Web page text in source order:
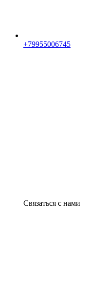
+79955006745
Связаться с нами